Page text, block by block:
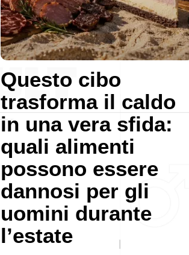
Questo cibo
trasforma il caldo
in una vera sfida:
quali alimenti
possono essere
dannosi per gli
uomini durante
l’estate